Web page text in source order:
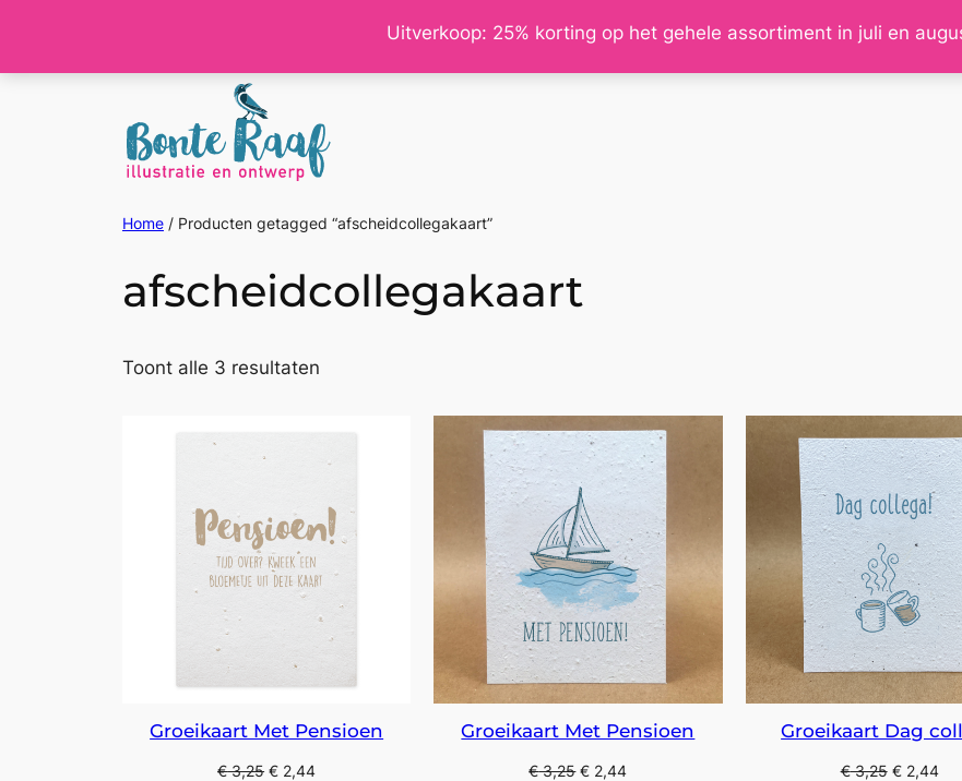
Uitverkoop: 25% korting op het gehele assortiment in juli en
de
Home / Producten getagged “afscheidcollegakaart”
afscheidcollegakaart
Toont alle 3 resultaten
Groeikaart Met Pensioen
€3,25 € 2,44
Groeikaart Met Pensioen
€3,25 € 2,44
Groeikaart Dag
€3,25 €2,44